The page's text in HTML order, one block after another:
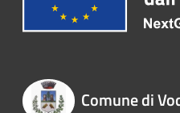
Comune di